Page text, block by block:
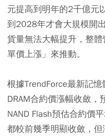
元提高到明年的2千億元
到2028年才會大規模開
貨量無法大幅提升，整
單價上漲」來推動。
根據TrendForce最新記
DRAM合約價漲幅收斂，
NAND Flash預估合約價
都較前幾季明顯收斂，但